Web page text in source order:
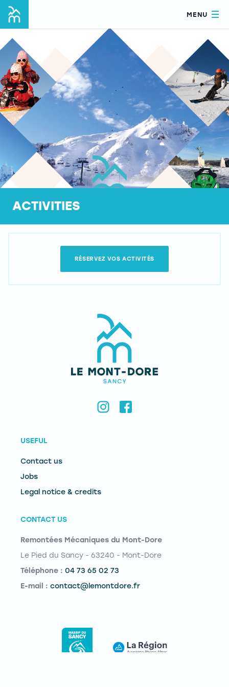
MENU
ACTIVITIES
RÉSERVEZ VOS ACTIVITÉS
USEFUL
Contact us
Jobs
Legal notice & credits
CONTACT US
Remontées Mécaniques du Mont-Dore
Le Pied du Sancy - 63240 - Mont-Dore
Téléphone : 04 73 65 02 73
E-mail : contact@lemontdore.fr